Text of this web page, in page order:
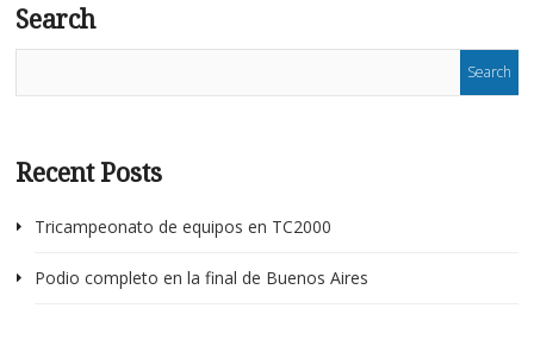
Search
Recent Posts
Tricampeonato de equipos en TC2000
Podio completo en la final de Buenos Aires